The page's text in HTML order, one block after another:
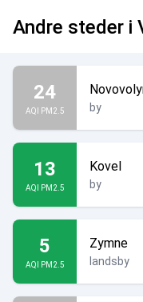
Andre steder i
24
AQI PM2.5 by
13
AQI PM2.5
Kovel
by
5
AQI PM2.5
Zymne
landsby